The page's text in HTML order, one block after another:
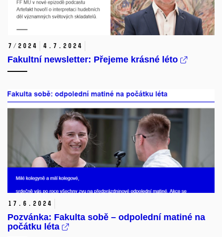
7/2024 4. 7. 2024
Fakultní newsletter: Přejeme krásné léto
17. 6. 2024
Pozvánka: Fakulta sobě – odpolední matiné na
počátku léta